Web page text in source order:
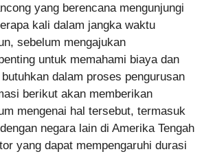
yang berencana mengunjungi
kali dalam jangka waktu
sebelum mengajukan
untuk memahami biaya dan
dalam proses pengurusan
berikut akan memberikan
mengenai hal tersebut, termasuk
negara lain di Amerika Tengah
yang dapat mempengaruhi durasi